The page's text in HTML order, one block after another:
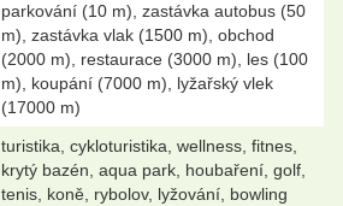
parkování (10 m), zastávka autobus (50
m), zastávka vlak (1500 m), obchod
(2000 m), restaurace (3000 m), les (100
m), koupání (7000 m), lyžařský vlek
(17000 m)
turistika, cykloturistika, wellness, fitnes,
krytý bazén, aqua park, houbaření, golf,
tenis, koně, rybolov, lyžování, bowling